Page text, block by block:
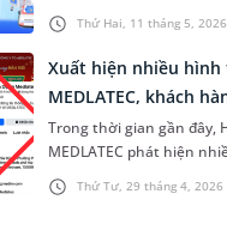
Thứ Hai, 11 tháng 5, 2026
store.medlatec.vn. Đây là
trực tuyến chuyên biệt,
thực phẩm bảo vệ sức
hãng..., đáp ứng nhu cầu
chủ động của người dân.
Thứ Tư, 29 tháng 4, 2026
Xuất hiện nhiều
MEDLATEC, khách
Trong thời gian gần đây,
MEDLATEC phát hiện
danh thương hiệu dưới
nhau. Các thủ đoạn này